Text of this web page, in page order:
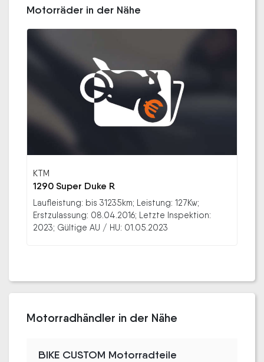
Motorräder in der Nähe
KTM
1290 Super Duke R
Laufleistung: bis 31235km; Leistung: 127Kw;
Erstzulassung: 08.04.2016; Letzte Inspektion:
2023; Gültige AU / HU: 01.05.2023
Motorradhändler in der Nähe
BIKE CUSTOM Motorradteile